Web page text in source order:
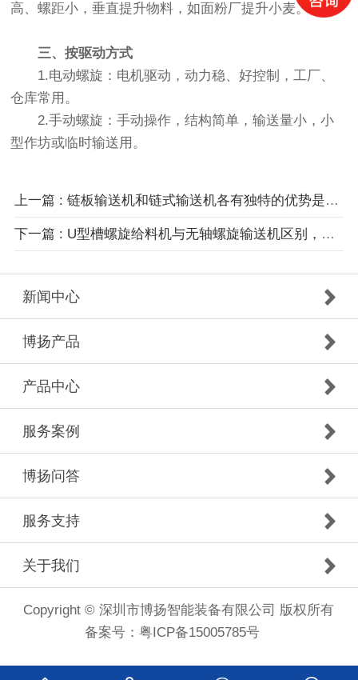
高、螺距小，垂直提升物料，如面粉厂提升小麦。
三、按驱动方式
1.电动螺旋：电机驱动，动力稳、好控制，工厂、
仓库常用。
2.手动螺旋：手动操作，结构简单，输送量小，小
型作坊或临时输送用。
上一篇 : 链板输送机和链式输送机各有独特的优势是什么？
下一篇 : U型槽螺旋给料机与无轴螺旋输送机区别，适用场景及优缺点对比
新闻中心
博扬产品
产品中心
服务案例
博扬问答
服务支持
关于我们
Copyright © 深圳市博扬智能装备有限公司 版权所有
备案号： 粤ICP备15005785号